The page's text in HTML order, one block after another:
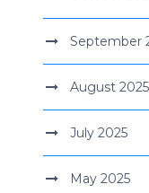
September
August 2025
July 2025
May 2025